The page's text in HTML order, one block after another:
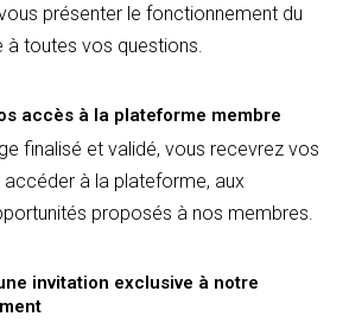
présenter le fonctionnement du
à toutes vos questions.
accès à la plateforme membre
finalisé et validé, vous recevrez vos
à la plateforme, aux
proposés à nos membres.
invitation exclusive à notre